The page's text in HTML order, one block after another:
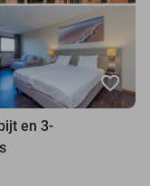
favorite_border
en 3-